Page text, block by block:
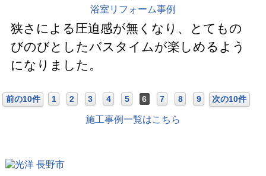
浴室リフォーム事例
狭さによる圧迫感が無くなり、とてもの
びのびとしたバスタイムが楽しめるよう
になりました。
前の10件 1 2 3 4 5 6 7 8 9 次の10件
施工事例一覧はこちら